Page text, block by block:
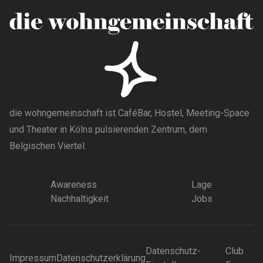
die wohngemeinschaft ist CaféBar, Hostel, Meeting-Space
und Theater in Kölns pulsierenden Zentrum, dem
Belgischen Viertel.
Awareness
Nachhaltigkeit
Lage
Jobs
ImpressumDatenschutzerklärung
Datenschutz-
Club